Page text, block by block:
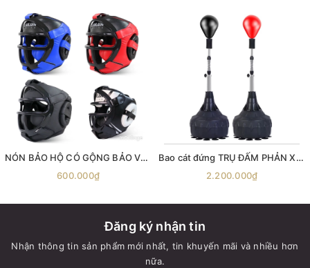
NÓN BẢO HỘ CÓ GỘNG BẢO VỆ Bảo hộ đầu tập Boxing , mũ bảo hộ đầu võ thuật , mũ võ thuật , giáp bảo hộ đầu , BOXING HEADGEARS , mũ đội đầu quyền anh
600.000₫
Bao cát đứng TRỤ ĐẤM PHẢN XẠ T4 Standing Pro Speed Bag , trụ đấm bốc phản xạ cobra bag boxing
2.200.000₫
Đăng ký nhận tin
Nhận thông tin sản phẩm mới nhất, tin khuyến mãi và nhiều hơn
nữa.